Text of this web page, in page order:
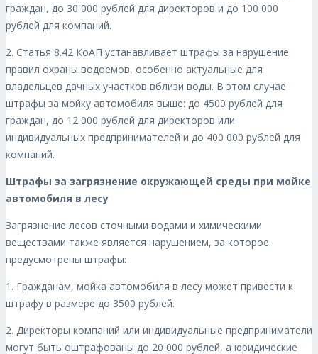
граждан, до 30 000 рублей для директоров и до 100 000
рублей для компаний.
2. Статья 8.42 КоАП устанавливает штрафы за нарушение
правил охраны водоемов, особенно актуальные для
владельцев дачных участков вблизи воды. В этом случае
штрафы за мойку автомобиля выше: до 4500 рублей для
граждан, до 12 000 рублей для директоров или
индивидуальных предпринимателей и до 400 000 рублей для
компаний.
Штрафы за загрязнение окружающей среды при мойке
автомобиля в лесу
Загрязнение лесов сточными водами и химическими
веществами также является нарушением, за которое
предусмотрены штрафы:
1. Гражданам, мойка автомобиля в лесу может привести к
штрафу в размере до 3500 рублей.
2. Директоры компаний или индивидуальные предприниматели
могут быть оштрафованы до 20 000 рублей, а юридические